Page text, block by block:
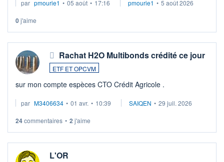
par pmourie1 • 05 août • 17:16 pmourie1 • 5 août 2026
0j'aime
Rachat H2O Multibonds crédité ce jour
ETF ET OPCVM
sur mon compte espèces CTO Crédit Agricole .
par M3406634 • 01 avr. • 10:39 SAIQEN • 29 juil. 2026
24commentaires • 2 j'aime
L'OR